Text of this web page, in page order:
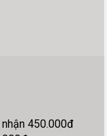
450.000đ